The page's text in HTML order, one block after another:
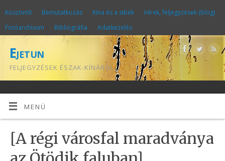
Köszöntő Bemutatkozás Kína és a sibék
Hírek, feljegyzések (blog)
Fotóarchívum
Bibliográfia Adatkezelés
Ejetun
FELJEGYZÉSEK ÉSZAK-KÍNÁRÓL
MENÜ
[A régi városfal maradványa